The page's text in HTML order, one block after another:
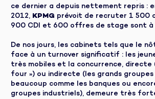
ce dernier a depuis nettement repris :
2012, KPMG prévoit de recruter 1 500
900 CDI et 600 offres de stage sont à
De nos jours, les cabinets tels que le
face à un turnover significatif : les
très mobiles et la concurrence, directe
four ») ou indirecte (les grands
beaucoup comme les banques ou
groupes industriels), demeure très